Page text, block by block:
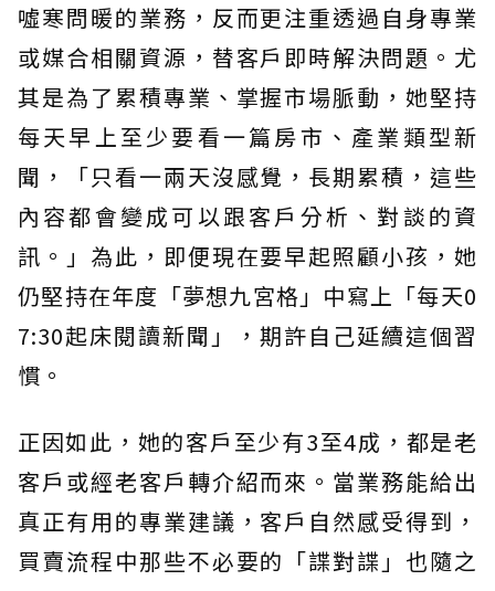
噓寒問暖的業務，反而更注重透過自身專業
或媒合相關資源，替客戶即時解決問題。尤
其是為了累積專業、掌握市場脈動，她堅持
每天早上至少要看一篇房市、產業類型新
聞，「只看一兩天沒感覺，長期累積，這些
內容都會變成可以跟客戶分析、對談的資
訊。」為此，即便現在要早起照顧小孩，她
仍堅持在年度「夢想九宮格」中寫上「每天0
7:30起床閱讀新聞」，期許自己延續這個習
慣。
正因如此，她的客戶至少有3至4成，都是老
客戶或經老客戶轉介紹而來。當業務能給出
真正有用的專業建議，客戶自然感受得到，
買賣流程中那些不必要的「諜對諜」也隨之